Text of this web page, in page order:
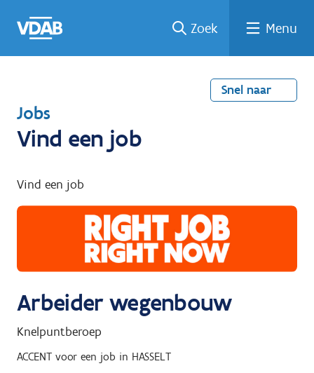
naar
een
een
job
naar
Zoek Menu
Snel naar
T
e
u
g
a
r
Jobs
Vind een job
Vind een job
Arbeider wegenbouw
Knelpuntberoep
ACCENT voor een job in HASSELT